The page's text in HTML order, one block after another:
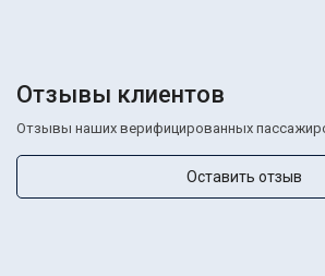
Отзывы клиентов
Отзывы наших верифицированных
Оставить отзыв